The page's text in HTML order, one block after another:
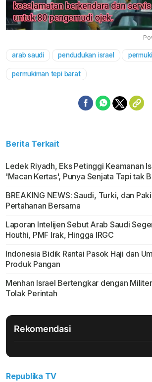
arab saudi pendudukan israel
permukiman tepi barat
Berita Terkait
Ledek Riyadh, Eks Petinggi Keamanan
'Macan Kertas', Punya Senjata Tapi tak
BREAKING NEWS: Saudi, Turki, dan
Pertahanan Bersama
Laporan Intelijen Sebut Arab Saudi
Houthi, PMF Irak, Hingga IRGC
Indonesia Bidik Rantai Pasok Haji dan
Produk Pangan
Menhan Israel Bertengkar dengan
Tolak Perintah
Rekomendasi
Republika TV